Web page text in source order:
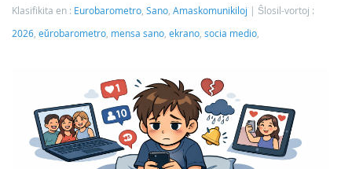
Klasifikita en : Eurobarometro, Sano, Amaskomunikiloj
Ŝlosil-vortoj :
2026, eŭrobarometro, mensa sano, ekrano, socia medio,